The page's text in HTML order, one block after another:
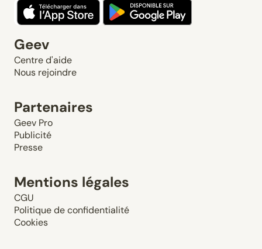
Geev
Centre d'aide
Nous rejoindre
Partenaires
Geev Pro
Publicité
Presse
Mentions légales
CGU
Politique de confidentialité
Cookies